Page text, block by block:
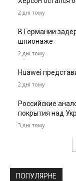
2 дні тому
В Германии
шпионаже
2 дні тому
Huawei
2 дні тому
Российские
покрытия над
3 дні тому
ПОПУЛЯРНЕ